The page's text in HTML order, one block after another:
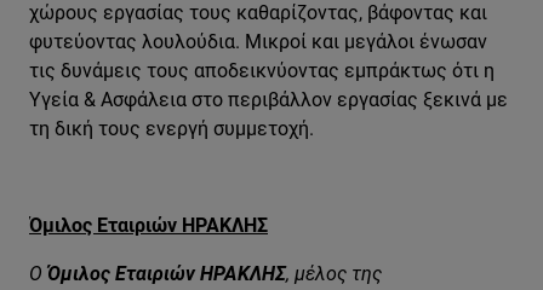
χώρους εργασίας τους καθαρίζοντας, βάφοντας και
φυτεύοντας λουλούδια. Μικροί και μεγάλοι ένωσαν
τις δυνάμεις τους αποδεικνύοντας εμπράκτως ότι η
Υγεία & Ασφάλεια στο περιβάλλον εργασίας ξεκινά με
τη δική τους ενεργή συμμετοχή.
Όμιλος Εταιριών ΗΡΑΚΛΗΣ
Ο Όμιλος Εταιριών ΗΡΑΚΛΗΣ, μέλος της